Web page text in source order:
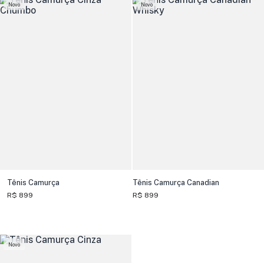
Novo
Tênis Camurça
R$ 899
Novo
Tênis Camurça Canadian
R$ 899
Novo